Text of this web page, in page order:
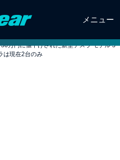
メニュー
万円に値下げされた新型テスラ モデル 3
は現在2台のみ